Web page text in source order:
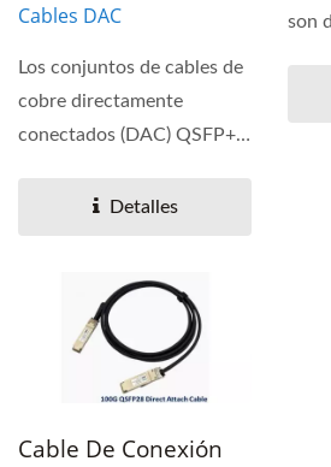
Cables DAC
Los conjuntos de cables de
cobre directamente
conectados (DAC) QSFP+
Detalles
son
Cable De Conexión